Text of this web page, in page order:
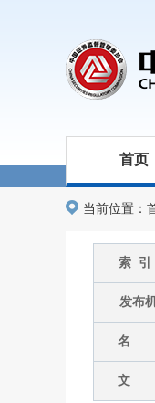
首页
当前位置：
索 引
发布
名
文